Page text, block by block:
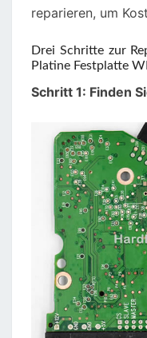
reparieren, um
Drei Schritte zur
Platine Festplatte
Schritt 1: Finden